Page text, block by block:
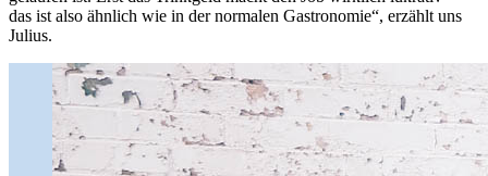
das ist also ähnlich wie in der normalen Gastronomie“, erzählt uns
Julius.